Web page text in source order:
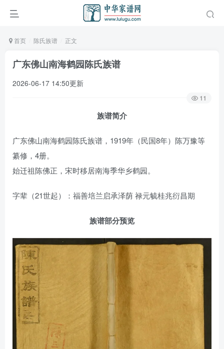
首页 陈氏族谱 正文
广东佛山南海鹤园陈氏族谱
2026-06-17 14:50更新
11
族谱简介
广东佛山南海鹤园陈氏族谱，1919年（民国8年）陈万豫等
纂修，4册。
始迁祖陈佛正，宋时移居南海季华乡鹤园。
字辈（21世起）：福善培兰启承泽荫 禄元毓桂兆衍昌期
族谱部分预览